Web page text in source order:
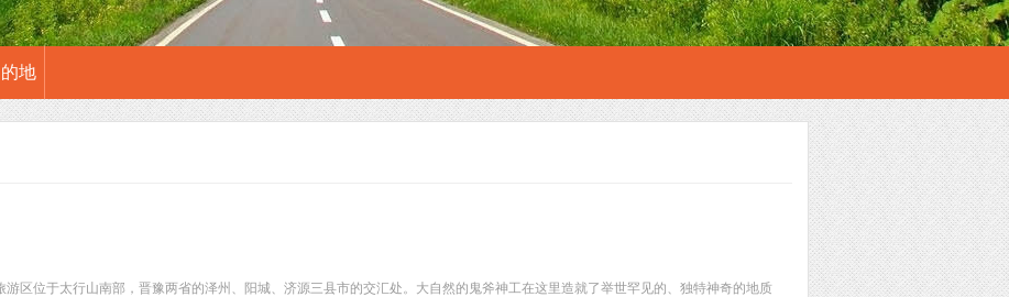
地
游区位于太行山南部，晋豫两省的泽州、阳城、济源三县市的交汇处。大自然的鬼斧神工在这里造就了举世罕见的、独特神奇的地质